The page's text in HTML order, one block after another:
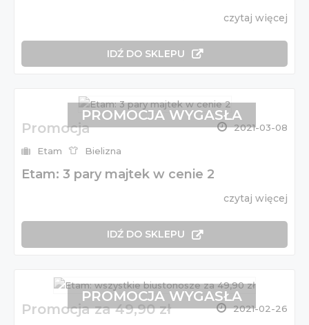
czytaj więcej
IDŹ DO SKLEPU
Promocja 2021-03-08
Etam Bielizna
Etam: 3 pary majtek w cenie 2
czytaj więcej
IDŹ DO SKLEPU
PROMOCJA WYGASŁA
Promocja za 49,90 zł 2021-02-26
PROMOCJA WYGASŁA